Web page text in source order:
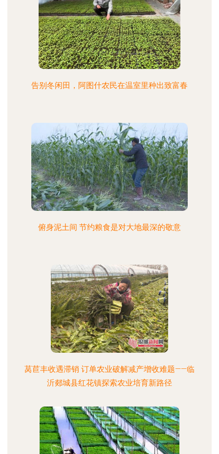
告别冬闲田，阿图什农民在温室里种出致富春
俯身泥土间 节约粮食是对大地最深的敬意
莴苣丰收遇滞销 订单农业破解减产增收难题——临
沂郯城县红花镇探索农业培育新路径